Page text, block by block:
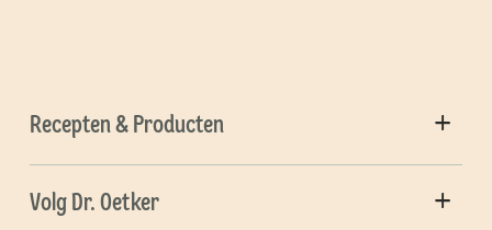
Recepten & Producten
Volg Dr. Oetker